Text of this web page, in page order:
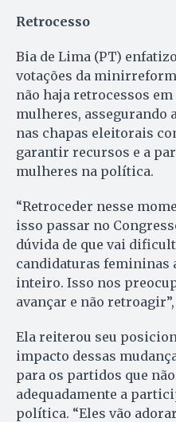
Retrocesso
Bia de Lima (PT)
votações da
não haja retrocessos
mulheres, assegurando
nas chapas eleitorais
garantir recursos e a
mulheres na política.
“Retroceder nesse
isso passar no
dúvida de que vai
candidaturas femininas
inteiro. Isso nos
avançar e não
Ela reiterou seu
impacto dessas
para os partidos que
adequadamente a
política. “Eles vão